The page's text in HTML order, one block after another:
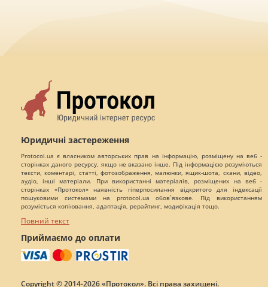
Юридичні застереження
Protocol.ua є власником авторських прав на інформацію, розміщену на веб -
сторінках даного ресурсу, якщо не вказано інше. Під інформацією розуміються
тексти, коментарі, статті, фотозображення, малюнки, ящик-шота, скани, відео,
аудіо, інші матеріали. При використанні матеріалів, розміщених на веб -
сторінках «Протокол» наявність гіперпосилання відкритого для індексації
пошуковими системами на protocol.ua обов`язкове. Під використанням
розуміється копіювання, адаптація, рерайтинг, модифікація тощо.
Повний текст
Приймаємо до оплати
Copyright © 2014-2026 «Протокол». Всі права захищені.